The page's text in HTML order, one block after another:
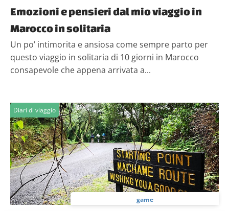
Emozioni e pensieri dal mio viaggio in
Marocco in solitaria
Un po’ intimorita e ansiosa come sempre parto per
questo viaggio in solitaria di 10 giorni in Marocco
consapevole che appena arrivata a...
Diari di viaggio
game